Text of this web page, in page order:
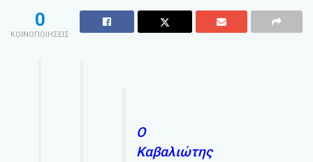
0
ΚΟΙΝΟΠΟΙΗΣΕΙΣ
Ο
Καβαλιώτης